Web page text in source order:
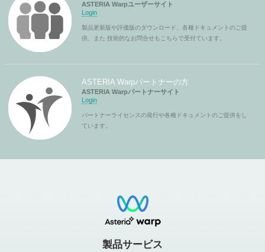
ASTERIA Warpユーザーサイト
Login
製品更新版や評価版のダウンロード、各種ドキュメントのご提
供、また 技術的なお問合せもこちらで受付ています。
ASTERIA Warpパートナーの方
ASTERIA Warpパートナーサイト
Login
パートナーライセンスの発行や各種ドキュメントのご提供をし
ています。
製品サービス